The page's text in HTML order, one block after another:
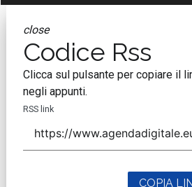
close
Codice Rss
Clicca sul pulsante per copiare il
negli appunti.
RSS link
COPIA